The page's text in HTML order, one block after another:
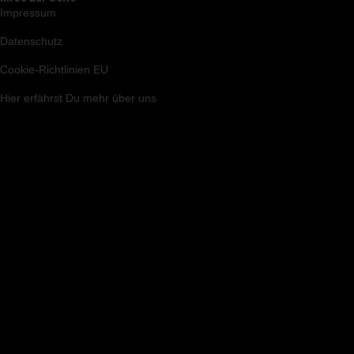
Impressum
Datenschutz
Cookie-Richtlinien EU
Hier erfährst Du mehr über uns